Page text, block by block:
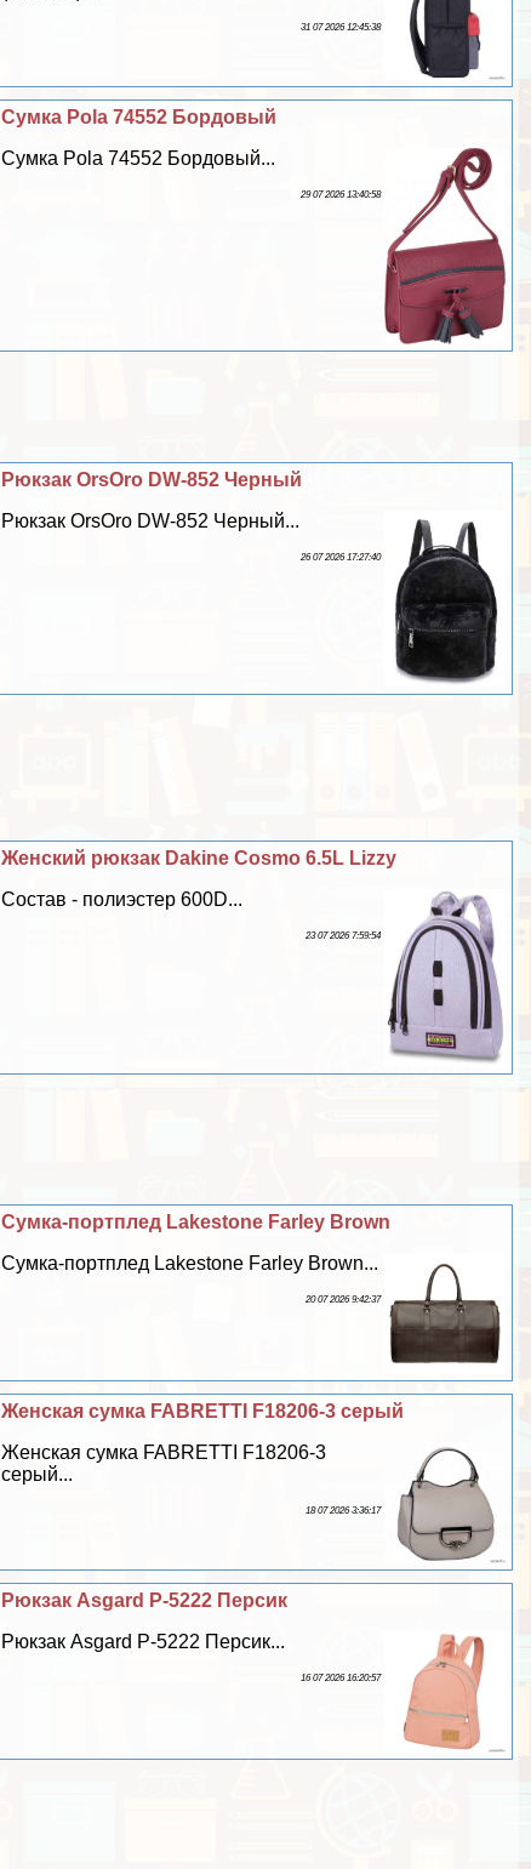
31 07 2026 12:45:38
Сумка Pola 74552 Бордовый
Сумка Pola 74552 Бордовый...
29 07 2026 13:40:58
Рюкзак OrsOro DW-852 Черный
Рюкзак OrsOro DW-852 Черный...
26 07 2026 17:27:40
Женский рюкзак Dakine Cosmo 6.5L Lizzy
Состав - полиэстер 600D...
23 07 2026 7:59:54
Сумка-портплед Lakestone Farley Brown
Сумка-портплед Lakestone Farley Brown...
20 07 2026 9:42:37
Женская сумка FABRETTI F18206-3 серый
Женская сумка FABRETTI F18206-3
серый...
18 07 2026 3:36:17
Рюкзак Asgard Р-5222 Персик
Рюкзак Asgard Р-5222 Персик...
16 07 2026 16:20:57